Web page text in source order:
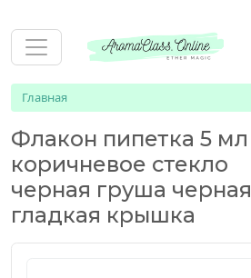
Главная
Флакон пипетка 5 мл
коричневое стекло
черная груша черная
гладкая крышка